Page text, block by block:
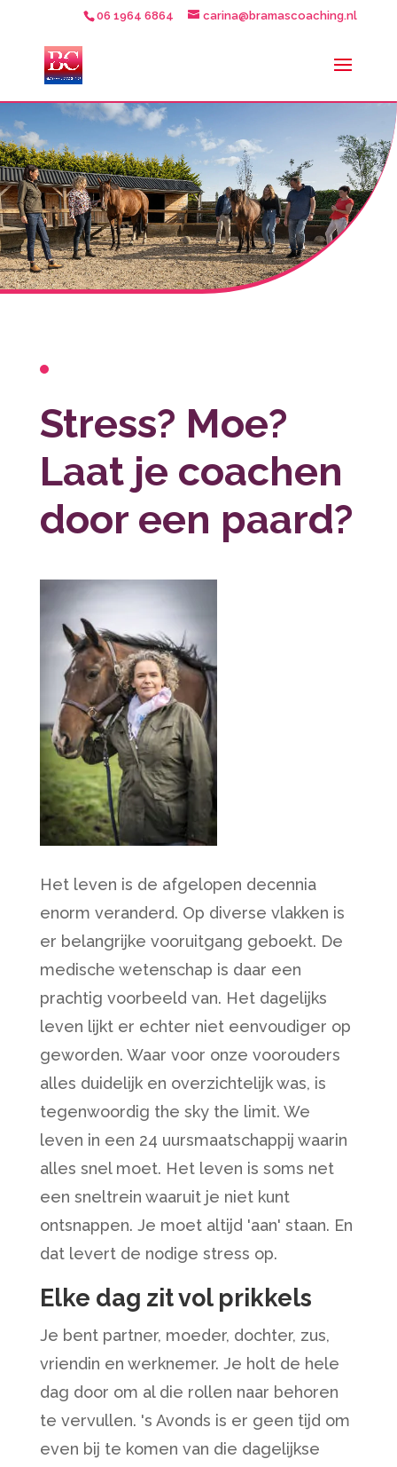
06 1964 6864 carina@bramascoaching.nl
Stress? Moe?
Laat je coachen
door een paard?
Het leven is de afgelopen decennia
enorm veranderd. Op diverse vlakken is
er belangrijke vooruitgang geboekt. De
medische wetenschap is daar een
prachtig voorbeeld van. Het dagelijks
leven lijkt er echter niet eenvoudiger op
geworden. Waar voor onze voorouders
alles duidelijk en overzichtelijk was, is
tegenwoordig the sky the limit. We
leven in een 24 uursmaatschappij waarin
alles snel moet. Het leven is soms net
een sneltrein waaruit je niet kunt
ontsnappen. Je moet altijd 'aan' staan. En
dat levert de nodige stress op.
Elke dag zit vol prikkels
Je bent partner, moeder, dochter, zus,
vriendin en werknemer. Je holt de hele
dag door om al die rollen naar behoren
te vervullen. 's Avonds is er geen tijd om
even bij te komen van die dagelijkse